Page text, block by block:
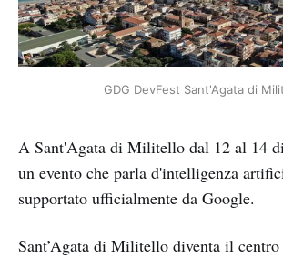
GDG DevFest Sant'Agata di
A Sant'Agata di Militello dal 12 al 14
un evento che parla d'intelligenza
supportato ufficialmente da Google.
Sant’Agata di Militello diventa il